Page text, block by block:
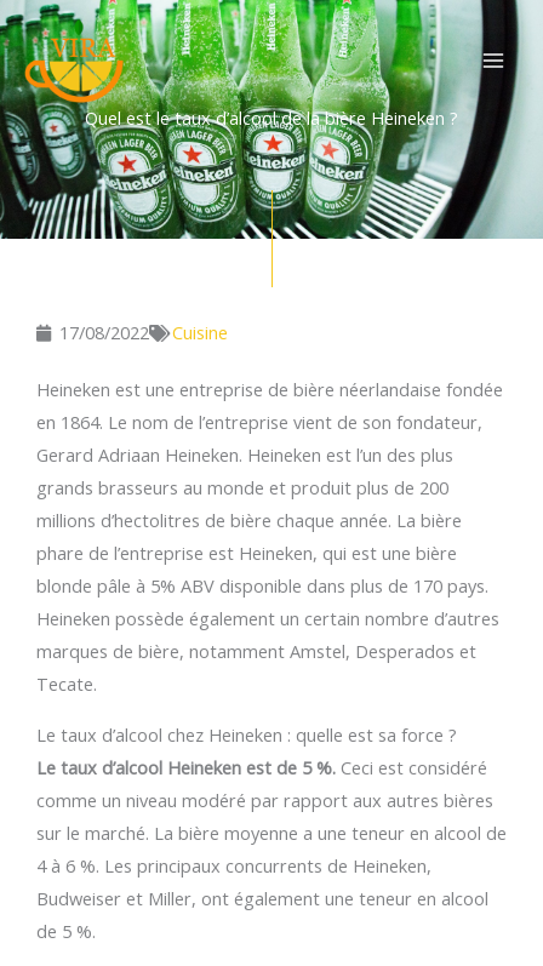
Aller
au
contenu
Quel est le taux d’alcool de la bière Heineken ?
17/08/2022 Cuisine
Heineken est une entreprise de bière néerlandaise fondée
en 1864. Le nom de l’entreprise vient de son fondateur,
Gerard Adriaan Heineken. Heineken est l’un des plus
grands brasseurs au monde et produit plus de 200
millions d’hectolitres de bière chaque année. La bière
phare de l’entreprise est Heineken, qui est une bière
blonde pâle à 5% ABV disponible dans plus de 170 pays.
Heineken possède également un certain nombre d’autres
marques de bière, notamment Amstel, Desperados et
Tecate.
Le taux d’alcool chez Heineken : quelle est sa force ?
Le taux d’alcool Heineken est de 5 %. Ceci est considéré
comme un niveau modéré par rapport aux autres bières
sur le marché. La bière moyenne a une teneur en alcool de
4 à 6 %. Les principaux concurrents de Heineken,
Budweiser et Miller, ont également une teneur en alcool
de 5 %.